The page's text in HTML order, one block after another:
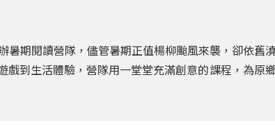
暑期閱讀營隊，儘管暑期正值楊柳颱風來襲，卻依舊
到生活體驗，營隊用一堂堂充滿創意的課程，為原